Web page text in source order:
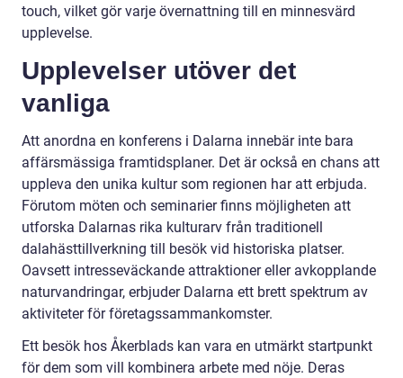
touch, vilket gör varje övernattning till en minnesvärd
upplevelse.
Upplevelser utöver det
vanliga
Att anordna en konferens i Dalarna innebär inte bara
affärsmässiga framtidsplaner. Det är också en chans att
uppleva den unika kultur som regionen har att erbjuda.
Förutom möten och seminarier finns möjligheten att
utforska Dalarnas rika kulturarv från traditionell
dalahästtillverkning till besök vid historiska platser.
Oavsett intresseväckande attraktioner eller avkopplande
naturvandringar, erbjuder Dalarna ett brett spektrum av
aktiviteter för företagssammankomster.
Ett besök hos Åkerblads kan vara en utmärkt startpunkt
för dem som vill kombinera arbete med nöje. Deras